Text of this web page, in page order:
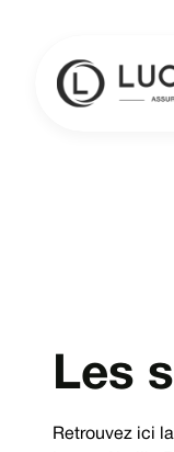
Les
Retrouvez ici